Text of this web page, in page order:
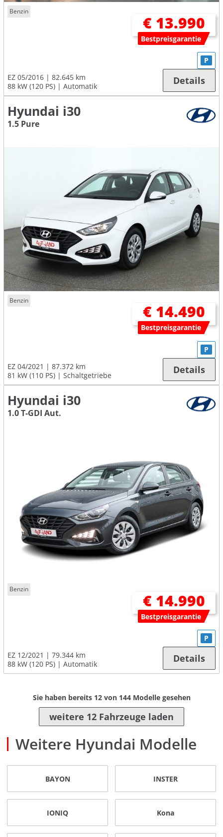
Benzin
€ 13.990
Bestpreisgarantie
EZ 05/2016
82.645 km
88 kW (120 PS)
Automatik
P
Details
Hyundai i30
1.5 Pure
Benzin
€ 14.490
Bestpreisgarantie
EZ 04/2021
87.372 km
81 kW (110 PS)
Schaltgetriebe
P
Details
Hyundai i30
1.0 T-GDI Aut.
Benzin
€ 14.990
Bestpreisgarantie
EZ 12/2021
79.344 km
88 kW (120 PS)
Automatik
P
Details
Sie haben bereits 12von 144Modelle gesehen
weitere 12 Fahrzeuge laden
Weitere Hyundai Modelle
BAYON INSTER
IONIQ Kona